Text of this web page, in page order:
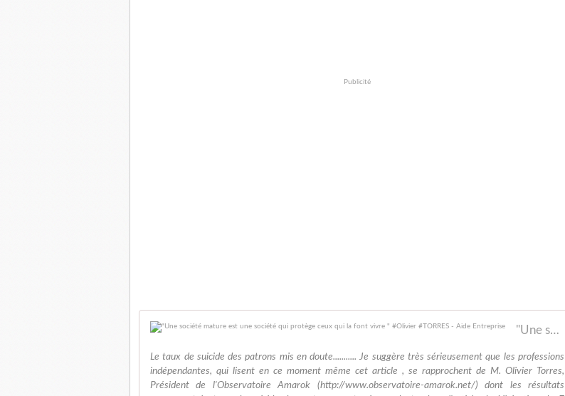
Publicité
"Une société mature est une société qui protège ceux qui la font vivre " #Olivier #TORRES - Aide Entreprise
Le taux de suicide des patrons mis en doute........... Je suggère très sérieusement que les professions
indépendantes, qui lisent en ce moment même cet article , se rapprochent de M. Olivier Torres,
Président de l'Observatoire Amarok (http://www.observatoire-amarok.net/) dont les résultats